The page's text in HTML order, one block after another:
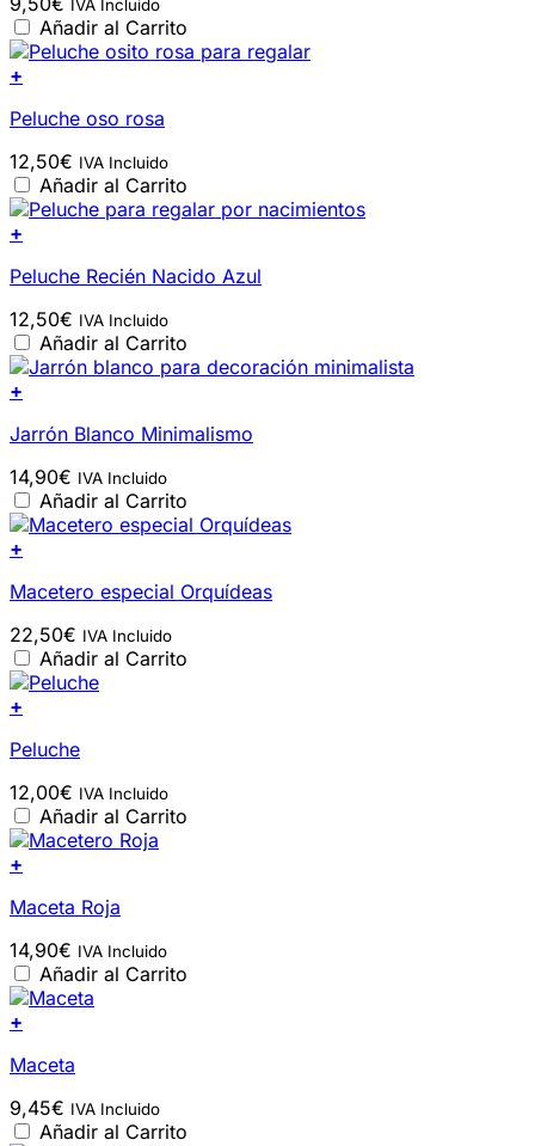
IVA Incluido
Añadir al Carrito
+
Peluche oso rosa
12,50€ IVA Incluido
Añadir al Carrito
+
Peluche Recién Nacido Azul
12,50€ IVA Incluido
Añadir al Carrito
+
Jarrón Blanco Minimalismo
14,90€ IVA Incluido
Añadir al Carrito
+
Macetero especial Orquídeas
22,50€ IVA Incluido
Añadir al Carrito
+
Peluche
12,00€ IVA Incluido
Añadir al Carrito
+
Maceta Roja
14,90€ IVA Incluido
Añadir al Carrito
+
Maceta
9,45€ IVA Incluido
Añadir al Carrito